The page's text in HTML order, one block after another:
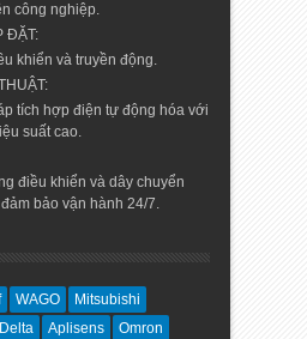
công nghiệp.
ĐẶT:
khiển và truyền động.
tích hợp điện tự động hóa với
suất cao.
điều khiển và dây chuyển
bảo vận hành 24/7.
WAGO
Mitsubishi
Delta Aplisens
Omron